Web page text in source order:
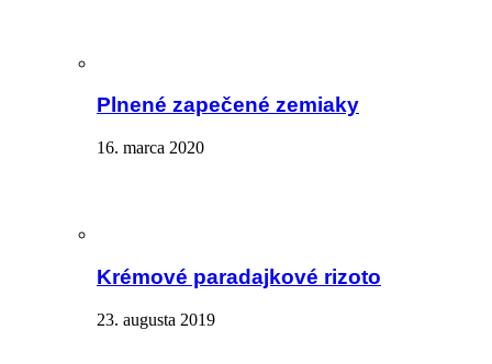
Plnené zapečené zemiaky
16. marca 2020
Krémové paradajkové rizoto
23. augusta 2019